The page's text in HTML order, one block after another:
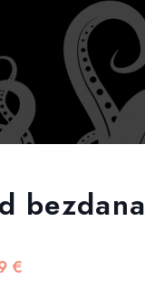
bezdana
€